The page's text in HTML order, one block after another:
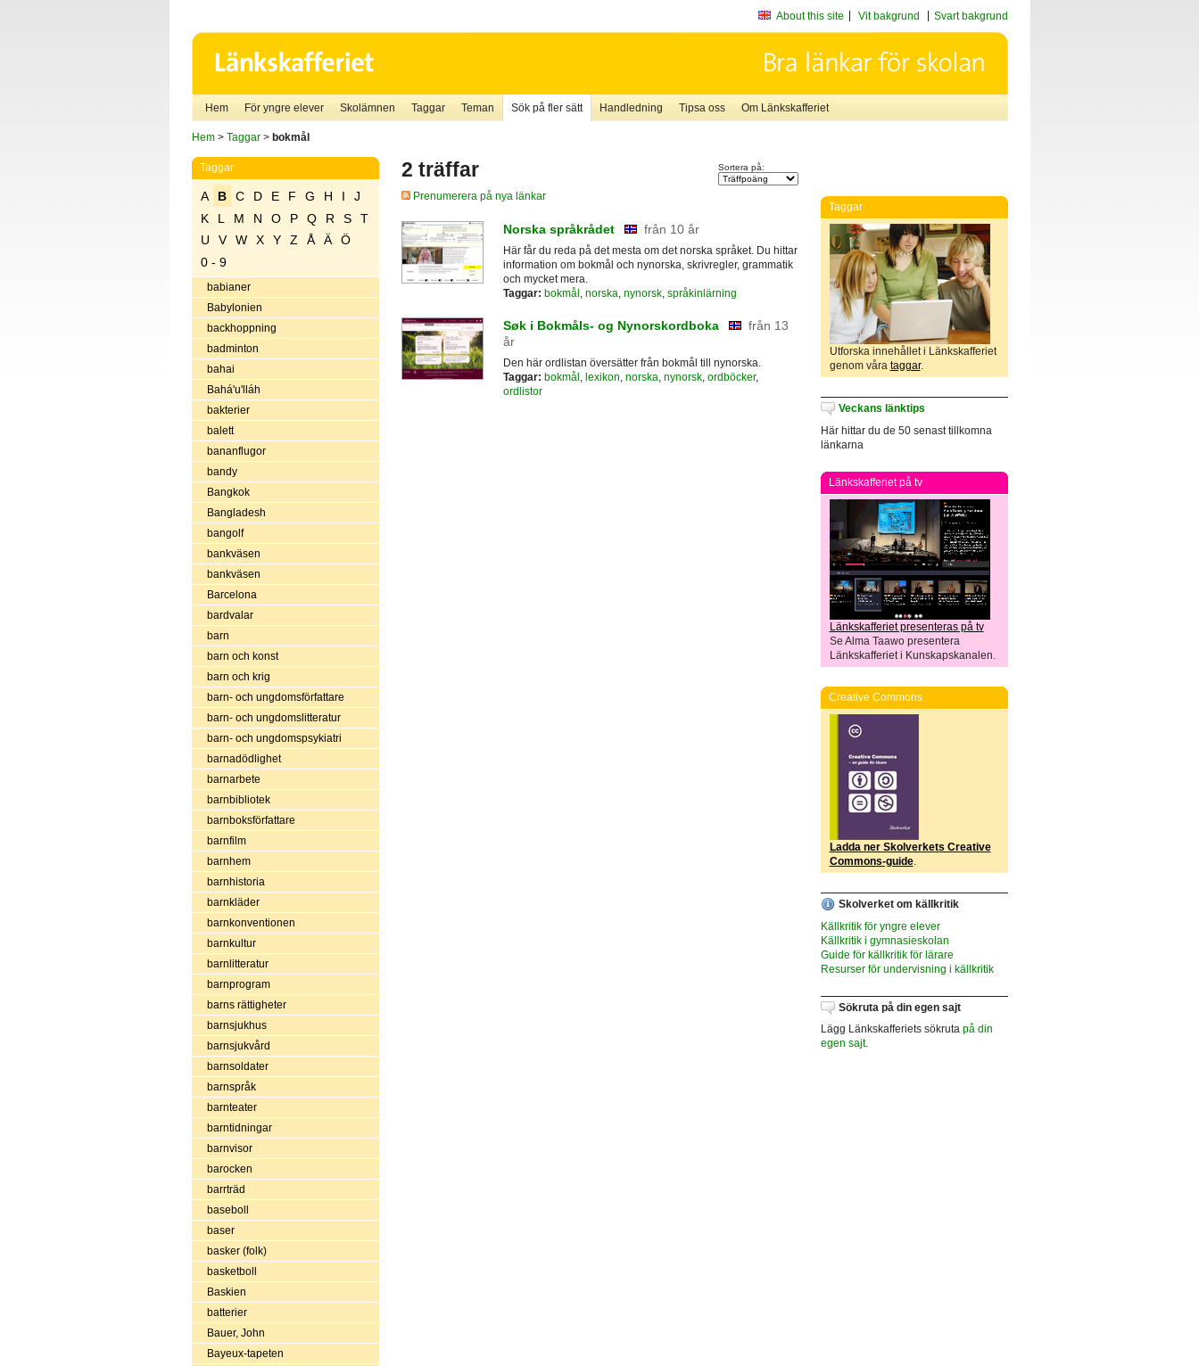
About this site Vit bakgrund Svart bakgrund
Hem För yngre elever Skolämnen Taggar Teman Sök på fler sätt Handledning Tipsa oss Om Länkskafferiet
Hem> Taggar> bokmål
Taggar
A B C D E F G H I
J
K
L M N O P Q R S
T
U
V W X Y Z Å Ä
Ö
0 - 9
babianer
Babylonien
backhoppning
badminton
bahai
Bahá'u'lláh
bakterier
balett
bananflugor
bandy
Bangkok
Bangladesh
bangolf
bankväsen
bankväsen
Barcelona
bardvalar
barn
barn och konst
barn och krig
barn- och ungdomsförfattare
barn- och ungdomslitteratur
barn- och ungdomspsykiatri
barnadödlighet
barnarbete
barnbibliotek
barnboksförfattare
barnfilm
barnhem
barnhistoria
barnkläder
barnkonventionen
barnkultur
barnlitteratur
barnprogram
barns rättigheter
barnsjukhus
barnsjukvård
barnsoldater
barnspråk
barnteater
barntidningar
barnvisor
barocken
barrträd
baseboll
baser
basker (folk)
basketboll
Baskien
batterier
Bauer, John
Bayeux-tapeten
2 träffar Sortera på:
Prenumerera på nya länkar
Norska språkrådet från 10 år
Här får du reda på det mesta om det norska språket. Du hittar
information om bokmål och nynorska, skrivregler, grammatik
och mycket mera.
Taggar: bokmål norska nynorsk, språkinlärning
Søk i Bokmåls- og Nynorskordboka
från 13
år
Den här ordlistan översätter från bokmål till nynorska.
Taggar: bokmål , lexikon, norska, nynorsk, ordböcker,
ordlistor
Taggar
Utforska innehållet i Länkskafferiet
genom våra taggar.
Veckans länktips
Här hittar du de 50 senast tillkomna
länkarna
Länkskafferiet på tv
Länkskafferiet presenteras på tv
Se Alma Taawo presentera
Länkskafferiet i Kunskapskanalen.
Creative Commons
Ladda ner Skolverkets Creative
Commons-guide.
Skolverket om källkritik
Källkritik för yngre elever
Källkritik i gymnasieskolan
Guide för källkritik för lärare
Resurser för undervisning i källkritik
Sökruta på din egen sajt
Lägg Länkskafferiets sökruta på din
egen sajt.